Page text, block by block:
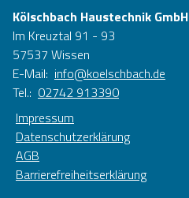
Kölschbach Haustechnik GmbH
Im Kreuztal 91 - 93
57537 Wissen
E-Mail: info@koelschbach.de
Tel.: 02742 913390
Impressum
Datenschutzerklärung
AGB
Barrierefreiheitserklärung